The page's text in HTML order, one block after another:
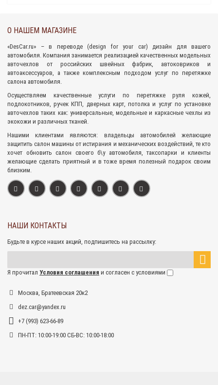
О НАШЕМ МАГАЗИНЕ
«DesCar.ru» – в переводе (design for your car) дизайн для вашего
автомобиля. Компания занимается реализацией качественных модельных
авточехлов от российских швейных фабрик, автоковриков и
автоаксессуаров, а также комплексным подходом услуг по перетяжке
салона автомобиля.
Осуществляем качественные услуги по перетяжке руля кожей,
подлокотников, ручек КПП, дверных карт, потолка и услуг по установке
авточехлов таких как: универсальные, модельные и каркасные чехлы из
экокожи и различных тканей.
Нашими клиентами являются: владельцы автомобилей желающие
защитить салон машины от истирания и механических воздействий, те кто
хочет обновить салон своего б\у автомобиля, таксопарки и клиенты
желающие сделать приятный и в тоже время полезный подарок своим
близким.
НАШИ КОНТАКТЫ
Будьте в курсе наших акций, подпишитесь на рассылку:
Я прочитал Условия соглашения и согласен с условиями
Москва, Братеевская 20к2
dez.car@yandex.ru
+7 (993) 623-66-89
ПН-ПТ: 10:00-19:00 СБ-ВС: 10:00-18:00